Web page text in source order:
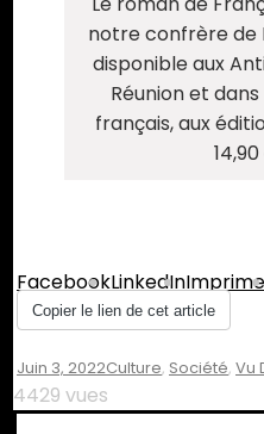
notre confrère de
disponible aux
Réunion et
français, aux
FacebookLinkedIn
Copier le lien de cet article
Juin 3, 2022Culture, Société, Vu
4429 vues